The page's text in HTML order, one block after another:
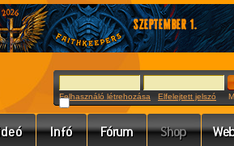
Felhasználó létrehozása Elfelejtett jelszó